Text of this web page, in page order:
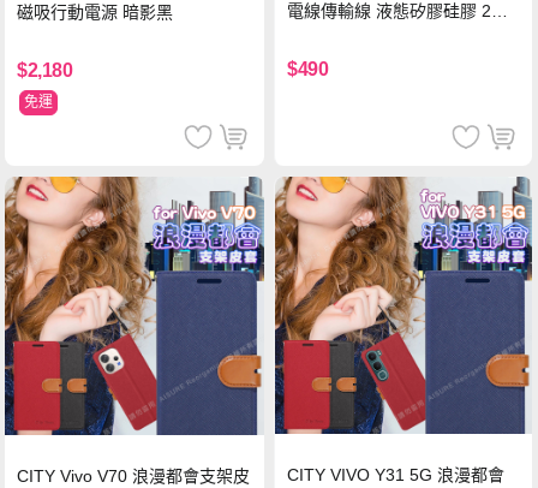
磁吸行動電源 暗影黑
$2,180
免運
電線傳輸線 液態矽膠硅膠 2M
$490
CITY Vivo V70 浪漫都會支架皮
CITY VIVO Y31 5G 浪漫都會